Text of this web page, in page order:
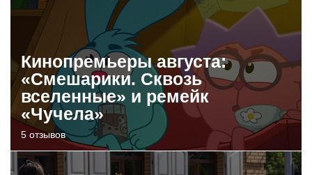
Кинопремьеры августа:
«Смешарики. Сквозь
вселенные» и ремейк
«Чучела»
5 отзывов